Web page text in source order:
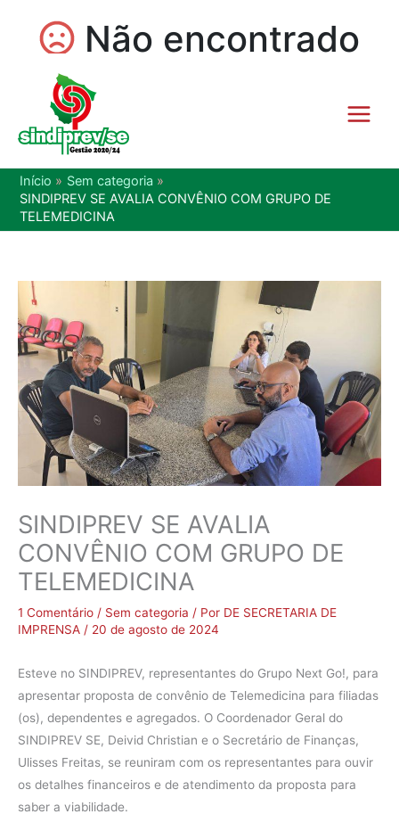
Início
Sem categoria
SINDIPREV SE AVALIA CONVÊNIO COM GRUPO DE
TELEMEDICINA
SINDIPREV SE AVALIA
CONVÊNIO COM GRUPO DE
TELEMEDICINA
1 Comentário / Sem categoria / Por DE SECRETARIA DE
IMPRENSA / 20 de agosto de 2024
Esteve no SINDIPREV, representantes do Grupo Next Go!, para
apresentar proposta de convênio de Telemedicina para filiadas
(os), dependentes e agregados. O Coordenador Geral do
SINDIPREV SE, Deivid Christian e o Secretário de Finanças,
Ulisses Freitas, se reuniram com os representantes para ouvir
os detalhes financeiros e de atendimento da proposta para
saber a viabilidade.